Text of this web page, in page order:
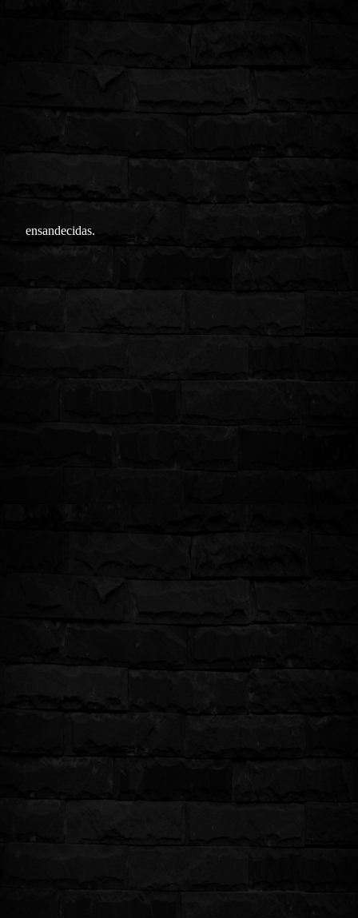
ensandecidas.